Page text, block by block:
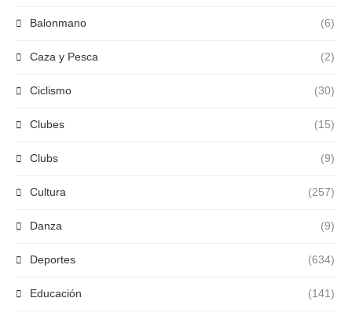
Balonmano (6)
Caza y Pesca (2)
Ciclismo (30)
Clubes (15)
Clubs (9)
Cultura (257)
Danza (9)
Deportes (634)
Educación (141)